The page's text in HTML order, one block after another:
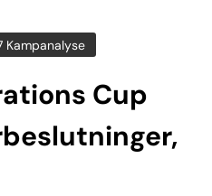
Kampanalyse
Cup